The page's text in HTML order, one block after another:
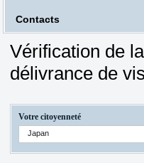
Сontacts
Vérification de
délivrance de
Votre citoyenneté
Japan